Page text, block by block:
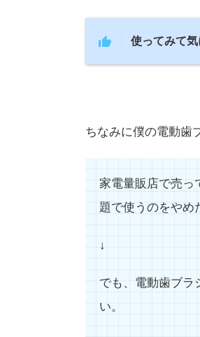
使ってみて気
ちなみに僕の電動歯
家電量販店で売っ
題で使うのをやめ
↓
でも、電動歯ブラ
い。